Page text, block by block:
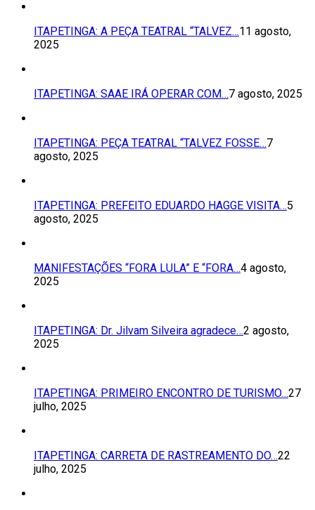
ITAPETINGA: A PEÇA TEATRAL “TALVEZ…11 agosto,
2025
ITAPETINGA: SAAE IRÁ OPERAR COM…7 agosto, 2025
ITAPETINGA: PEÇA TEATRAL “TALVEZ FOSSE…7
agosto, 2025
ITAPETINGA: PREFEITO EDUARDO HAGGE VISITA…5
agosto, 2025
MANIFESTAÇÕES “FORA LULA” E “FORA…4 agosto,
2025
ITAPETINGA: Dr. Jilvam Silveira agradece…2 agosto,
2025
ITAPETINGA: PRIMEIRO ENCONTRO DE TURISMO…27
julho, 2025
ITAPETINGA: CARRETA DE RASTREAMENTO DO…22
julho, 2025